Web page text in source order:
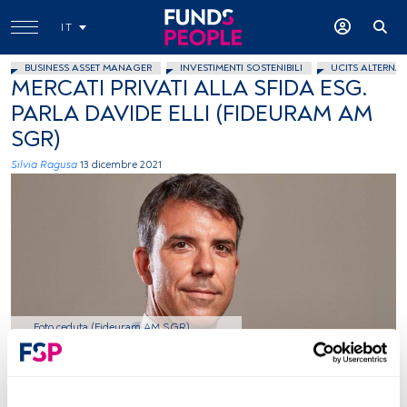
IT
BUSINESS ASSET MANAGER INVESTIMENTI SOSTENIBILI UCITS
MERCATI PRIVATI ALLA SFIDA ESG.
PARLA DAVIDE ELLI (FIDEURAM AM
SGR)
Silvia Ragusa 13 dicembre 2021
Foto ceduta (Fideuram AM SGR)